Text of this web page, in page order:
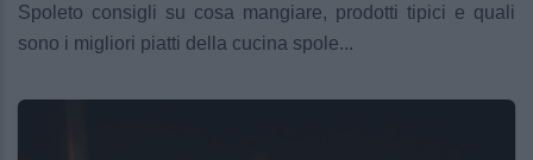
Spoleto consigli su cosa mangiare, prodotti tipici e quali
sono i migliori piatti della cucina spole...